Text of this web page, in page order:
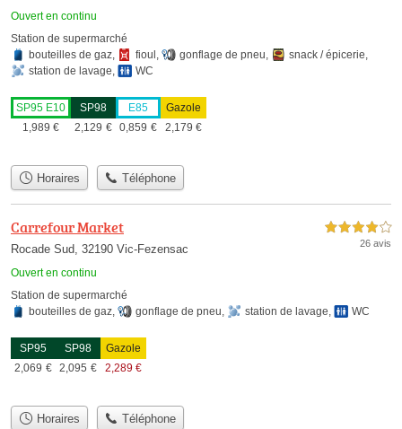
Ouvert en continu
Station de supermarché
bouteilles de gaz
fioul gonflage de pneu snack / épicerie
station de lavage
WC
SP95 E10
1,989 €
SP98
2,129 €
E85
0,859 €
Gazole
2,179 €
Horaires Téléphone
Carrefour Market
Rocade Sud, 32190 Vic-Fezensac
Ouvert en continu
4,0 étoiles sur 5
26 avis
Station de supermarché
bouteilles de gaz, gonflage de pneu, station de lavage, WC
SP95
2,069 €
SP98
2,095 €
Gazole
2,289 €
Horaires Téléphone